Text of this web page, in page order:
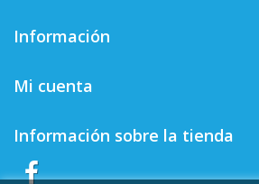
Información
Mi cuenta
Información sobre la tienda